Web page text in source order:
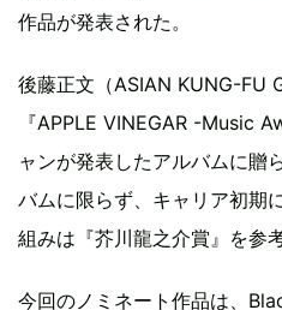
作品が発表された。
後藤正文（ASIAN KUNG-FU
『APPLE VINEGAR -Music
ャンが発表したアルバムに贈
バムに限らず、キャリア初期
組みは『芥川龍之介賞』を参
今回のノミネート作品は、